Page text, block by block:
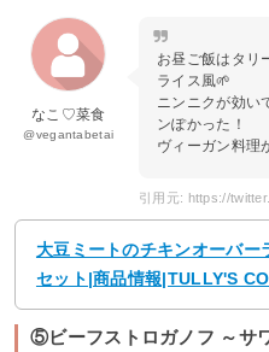
なこ♡菜食
@vegantabetai
お昼ご飯はタリ
ライス風🌱
ニンニクが効い
ンぽかった！
ヴィーガン料理
大豆ミートのチキンオーバー
セット|商品情報|TULLY'S
⑤ビーフストロガノフ ～サ